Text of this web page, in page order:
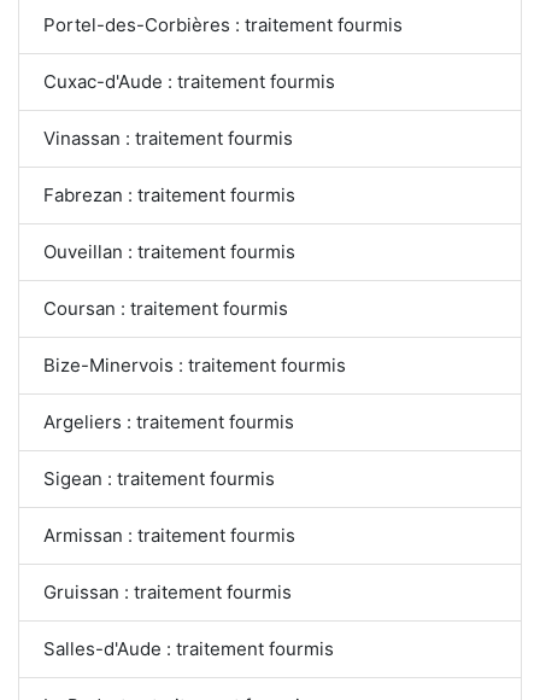
Portel-des-Corbières : traitement fourmis
Cuxac-d'Aude : traitement fourmis
Vinassan : traitement fourmis
Fabrezan : traitement fourmis
Ouveillan : traitement fourmis
Coursan : traitement fourmis
Bize-Minervois : traitement fourmis
Argeliers : traitement fourmis
Sigean : traitement fourmis
Armissan : traitement fourmis
Gruissan : traitement fourmis
Salles-d'Aude : traitement fourmis